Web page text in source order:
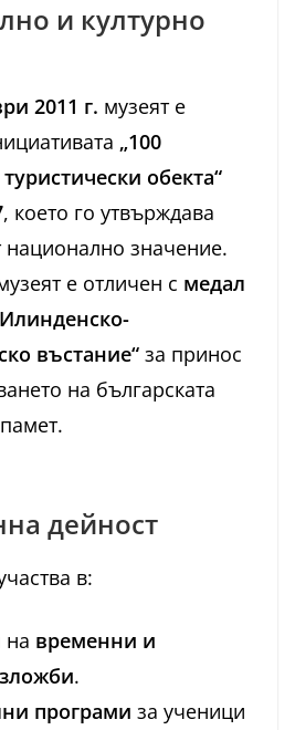
и културно
2011 г. музеят е
„100
обекта“
, което го утвърждава
национално значение.
е отличен с медал
въстание“ за принос
на българската
дейност
в:
на временни и
.
програми за ученици